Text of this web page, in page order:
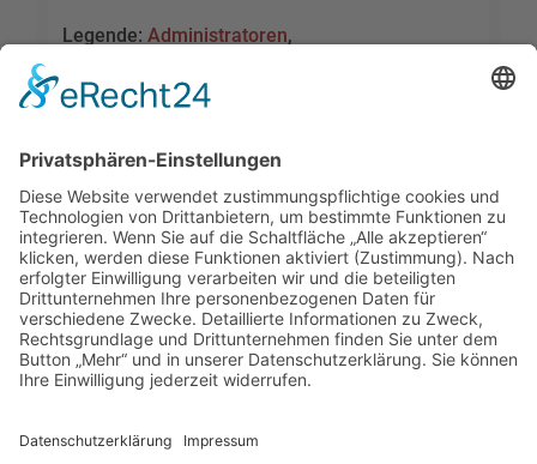
Legende: Administratoren,
Kürzlich registrierte Benutzer
Beiträge insgesamt
109461
• Themen insgesamt
9528• Mitglieder insgesamt2455• Unser
neuestes Mitglied:sky1005